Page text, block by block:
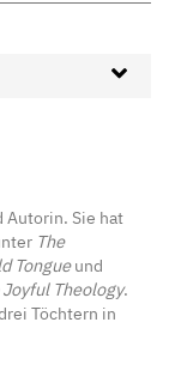
Sie hat
The
Tongueund
Theology.
Töchtern in